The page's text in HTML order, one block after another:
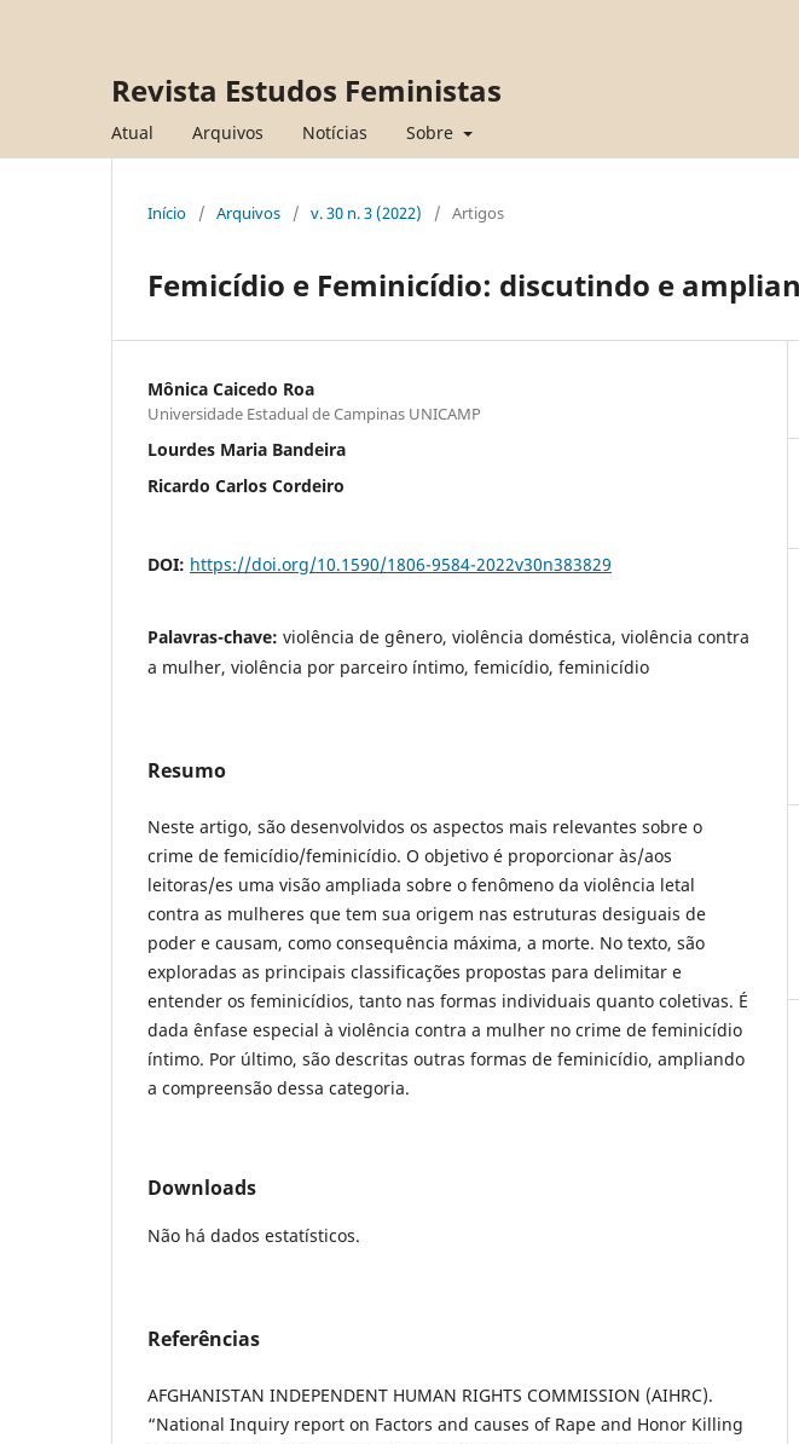
Revista Estudos Feministas
Atual Arquivos Notícias Sobre
Início / Arquivos / v. 30 n. 3 (2022) / Artigos
Femicídio e Feminicídio: discutindo e
Mônica Caicedo Roa
Universidade Estadual de Campinas UNICAMP
Lourdes Maria Bandeira
Ricardo Carlos Cordeiro
DOI: https://doi.org/10.1590/1806-9584-2022v30n383829
Palavras-chave: violência de gênero, violência doméstica, violência contra
a mulher, violência por parceiro íntimo, femicídio, feminicídio
Resumo
Neste artigo, são desenvolvidos os aspectos mais relevantes sobre o
crime de femicídio/feminicídio. O objetivo é proporcionar às/aos
leitoras/es uma visão ampliada sobre o fenômeno da violência letal
contra as mulheres que tem sua origem nas estruturas desiguais de
poder e causam, como consequência máxima, a morte. No texto, são
exploradas as principais classificações propostas para delimitar e
entender os feminicídios, tanto nas formas individuais quanto coletivas. É
dada ênfase especial à violência contra a mulher no crime de feminicídio
íntimo. Por último, são descritas outras formas de feminicídio, ampliando
a compreensão dessa categoria.
Downloads
Não há dados estatísticos.
Referências
AFGHANISTAN INDEPENDENT HUMAN RIGHTS COMMISSION (AIHRC).
“National Inquiry report on Factors and causes of Rape and Honor Killing